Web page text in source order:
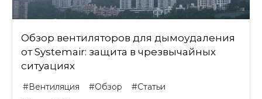
Обзор вентиляторов для дымоудаления
от Systemair: защита в чрезвычайных
ситуациях
#Вентиляция #Обзор
#Статьи